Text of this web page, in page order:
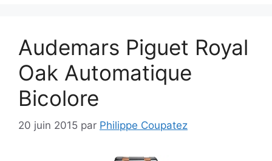
Audemars Piguet Royal
Oak Automatique
Bicolore
20 juin 2015 par Philippe Coupatez